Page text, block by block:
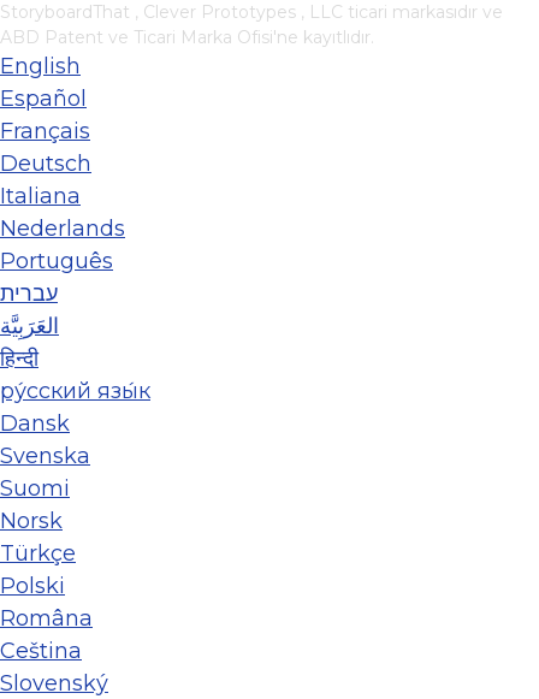
StoryboardThat , Clever Prototypes , LLC ticari markasıdır ve
ABD Patent ve Ticari Marka Ofisi'ne kayıtlıdır.
English
Español
Français
Deutsch
Italiana
Nederlands
Português
עברית
العَرَبِيَّة
हिन्दी
ру́сский язы́к
Dansk
Svenska
Suomi
Norsk
Türkçe
Polski
Româna
Ceština
Slovenský